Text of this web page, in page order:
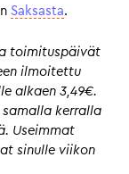
Saksasta.
toimituspäivät
ilmoitettu
alkaen 3,49€.
kerralla
Useimmat
sinulle viikon